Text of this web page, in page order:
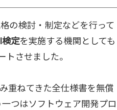
の検討・制定などを行って
定を実施する機関としても
させました。
重ねてきた全仕様書を無償
つはソフトウェア開発プロ